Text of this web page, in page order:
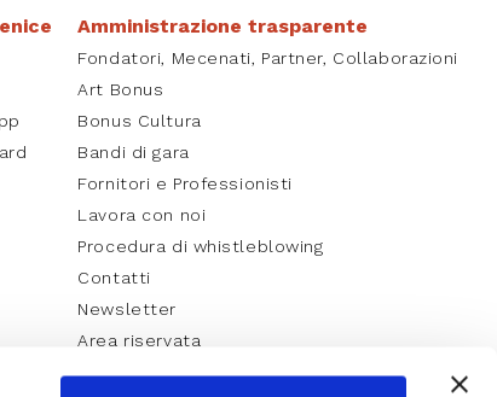
Amministrazione trasparente
Fondatori, Mecenati, Partner, Collaborazioni
Art Bonus
Bonus Cultura
Bandi di gara
Fornitori e Professionisti
Lavora con noi
Procedura di whistleblowing
Contatti
Newsletter
Area riservata